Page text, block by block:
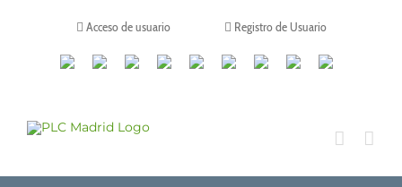
Acceso de usuario Registro de Usuario
CanalesLinkedinYoutubeTiktokFacebookInstagram
X TwitchContacto